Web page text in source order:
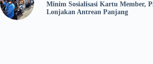
Minim Sosialisasi Kartu Member,
Lonjakan Antrean Panjang